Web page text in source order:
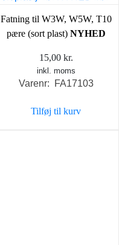
Fatning til W3W, W5W, T10
pære (sort plast) NYHED
15,00 kr.
inkl. moms
Varenr: FA17103
Tilføj til kurv